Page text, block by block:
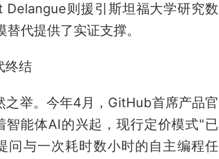
则援引斯坦福大学研究数
代提供了实证支撑。
终结
举。今年4月，GitHub首席产品官
能体AI的兴起，现行定价模式"已
与一次耗时数小时的自主编程任